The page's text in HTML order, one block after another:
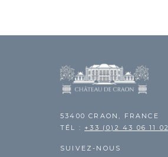
53400 CRAON, FRANCE
TÉL : +33 (0)2 43 06 11 02
SUIVEZ-NOUS